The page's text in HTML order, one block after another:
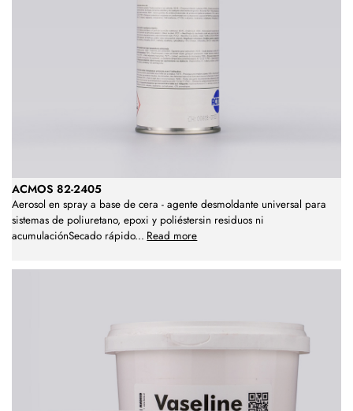
ACMOS 82-2405
Aerosol en spray a base de cera - agente desmoldante universal para
sistemas de poliuretano, epoxi y poliéstersin residuos ni
acumulaciónSecado rápido... Read more